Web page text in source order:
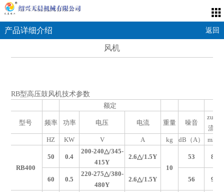
产品详细介绍 返回
风机
RB型高压鼓风机技术参数
额定
型号 频率 功率 电压 电流 重量 噪音
zui大
流量
HZ
KW V A kg dB（A） m3/h
RB400
50 0.4
200-240△/345-
415Y
2.6△/1.5Y
10
53 80
60 0.5
220-275△/380-
480Y
2.6△/1.5Y 56 98